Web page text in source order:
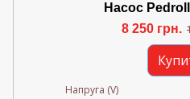
Насос
8 250 грн.
Напруга (V)